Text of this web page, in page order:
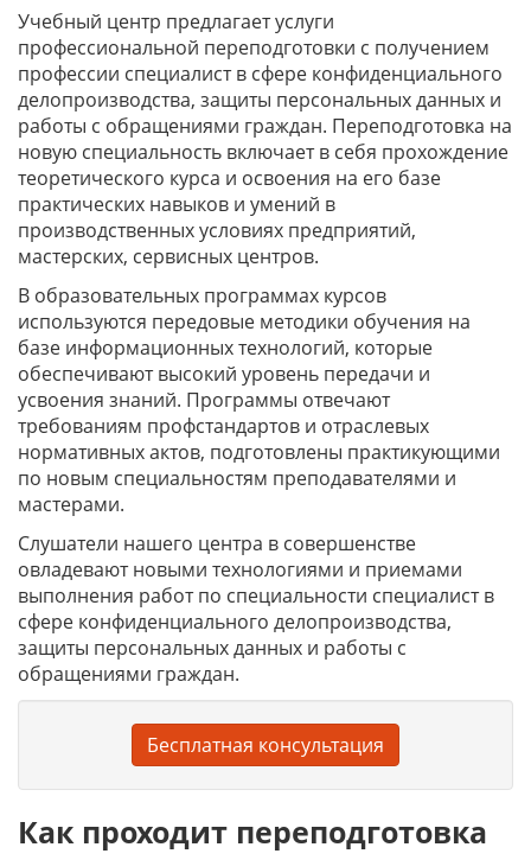
Учебный центр предлагает услуги
профессиональной переподготовки с получением
профессии специалист в сфере конфиденциального
делопроизводства, защиты персональных данных и
работы с обращениями граждан. Переподготовка на
новую специальность включает в себя прохождение
теоретического курса и освоения на его базе
практических навыков и умений в
производственных условиях предприятий,
мастерских, сервисных центров.
В образовательных программах курсов
используются передовые методики обучения на
базе информационных технологий, которые
обеспечивают высокий уровень передачи и
усвоения знаний. Программы отвечают
требованиям профстандартов и отраслевых
нормативных актов, подготовлены практикующими
по новым специальностям преподавателями и
мастерами.
Слушатели нашего центра в совершенстве
овладевают новыми технологиями и приемами
выполнения работ по специальности специалист в
сфере конфиденциального делопроизводства,
защиты персональных данных и работы с
обращениями граждан.
Бесплатная консультация
Как проходит переподготовка